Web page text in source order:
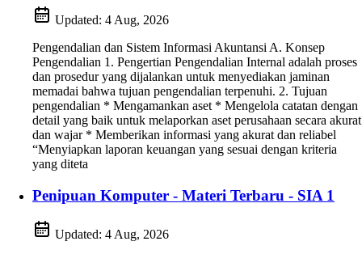
Updated: 4 Aug, 2026
Pengendalian dan Sistem Informasi Akuntansi A. Konsep
Pengendalian 1. Pengertian Pengendalian Internal adalah proses
dan prosedur yang dijalankan untuk menyediakan jaminan
memadai bahwa tujuan pengendalian terpenuhi. 2. Tujuan
pengendalian * Mengamankan aset * Mengelola catatan dengan
detail yang baik untuk melaporkan aset perusahaan secara akurat
dan wajar * Memberikan informasi yang akurat dan reliabel
“Menyiapkan laporan keuangan yang sesuai dengan kriteria
yang diteta
Penipuan Komputer - Materi Terbaru - SIA 1
Updated: 4 Aug, 2026